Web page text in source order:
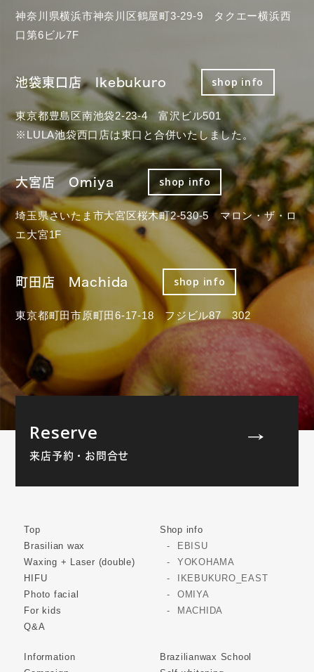
神奈川県横浜市神奈川区鶴屋町3-29-9 タクエー横浜西
口第6ビル7F
池袋東口店 Ikebukuro shop info
東京都豊島区南池袋2-23-4 富沢ビル501
※LULA池袋西口店は東口と合併いたしました。
大宮店 Omiya shop info
埼玉県さいたま市大宮区桜木町2-530-5 マロン・ザ・ロ
エ大宮1F
町田店 Machida shop info
東京都町田市原町田6-17-18 フジビル87 302
Reserve
来店予約・お問合せ
Top
Brasilian wax
Waxing + Laser (double)
HIFU
Photo facial
For kids
Q&A
Shop info
EBISU
YOKOHAMA
IKEBUKURO_EAST
OMIYA
MACHIDA
Information
Brazilianwax School